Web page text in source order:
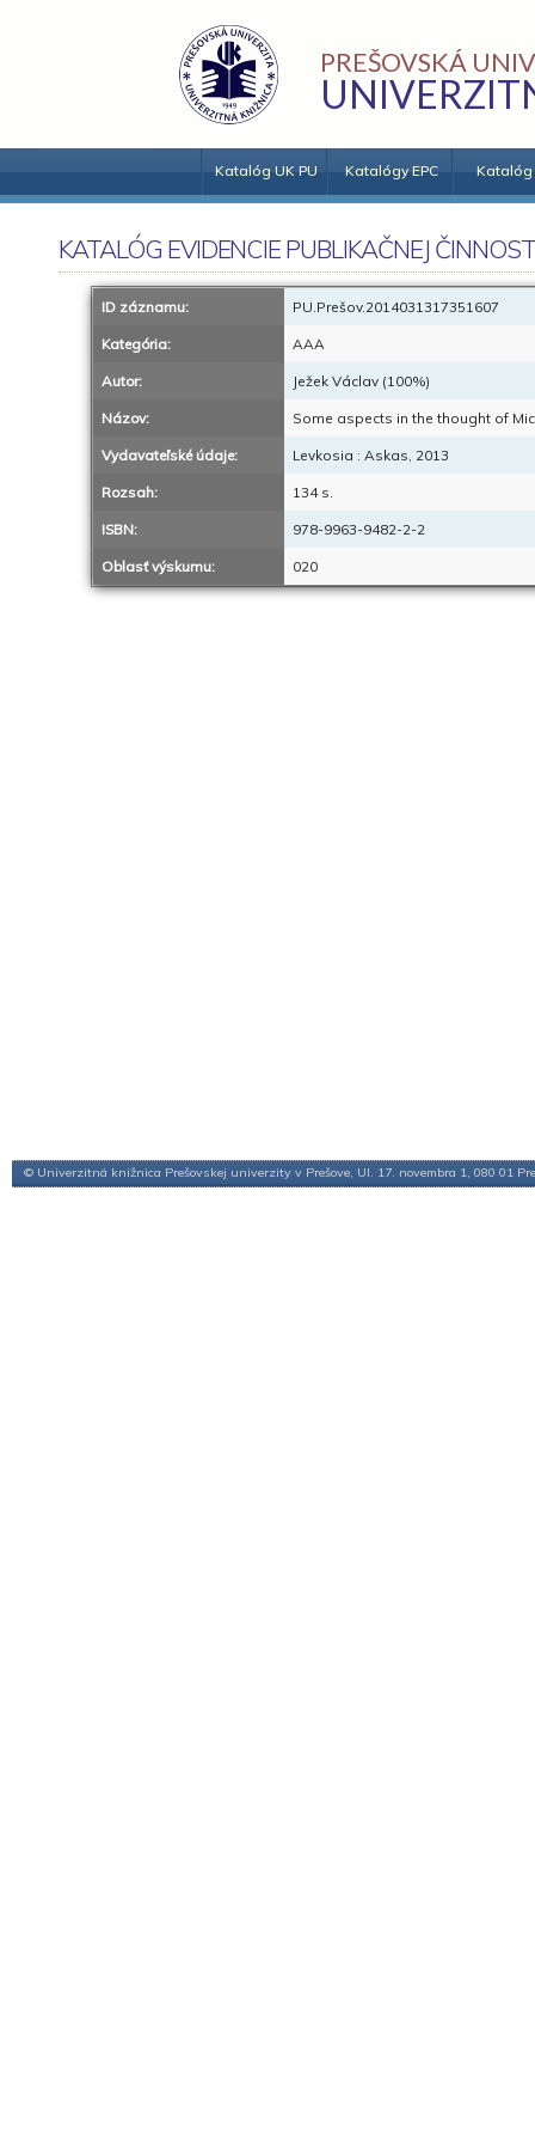
PREŠOVSKÁ
Katalóg UK PU Katalógy EPC Katalóg
KATALÓG EVIDENCIE PUBLIKAČNEJ
ID záznamu: PU.Prešov.2014031317351607
Kategória: AAA
Autor: Ježek Václav (100%)
Názov: Some aspects in the thought of
Vydavateľské údaje: Levkosia : Askas, 2013
Rozsah: 134 s.
ISBN: 978-9963-9482-2-2
Oblasť výskumu: 020
© Univerzitná knižnica Prešovskej univerzity v Prešove, Ul. 17. novembra 1, 080 01